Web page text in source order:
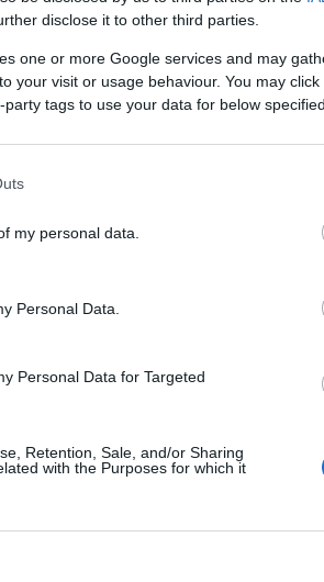
disclose it to other third parties.
one or more Google services and may
your visit or usage behaviour. You may
tags to use your data for below
my personal data.
Personal Data.
Personal Data for Targeted
Retention, Sale, and/or Sharing
with the Purposes for which it